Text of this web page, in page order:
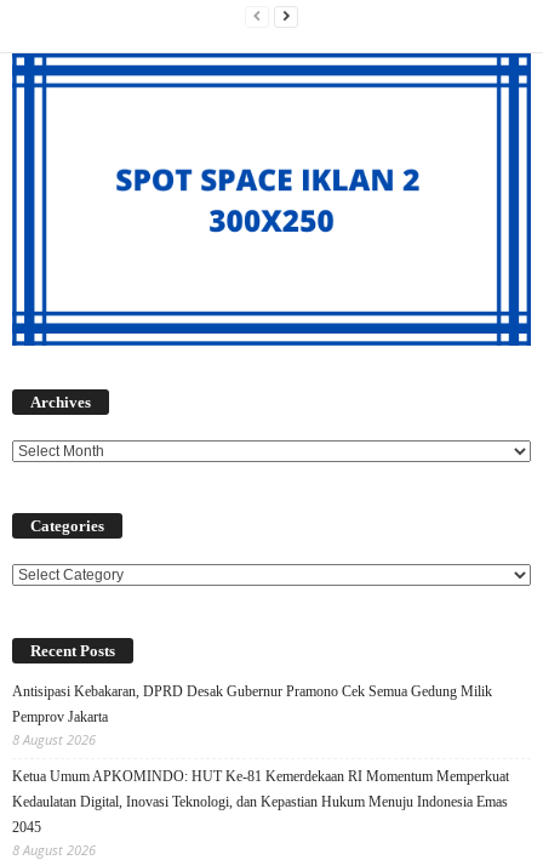
Archives
Categories
Categories
Recent Posts
Antisipasi Kebakaran, DPRD Desak Gubernur Pramono Cek Semua Gedung Milik
Pemprov Jakarta
8 August 2026
Ketua Umum APKOMINDO: HUT Ke-81 Kemerdekaan RI Momentum Memperkuat
Kedaulatan Digital, Inovasi Teknologi, dan Kepastian Hukum Menuju Indonesia Emas
2045
8 August 2026